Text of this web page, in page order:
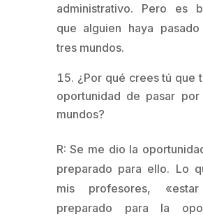
administrativo. Pero es
que alguien haya
tres mundos.
¿Por qué crees tú que
oportunidad de pasar
mundos?
R: Se me dio la
preparado para ello. Lo
mis profesores,
preparado para la